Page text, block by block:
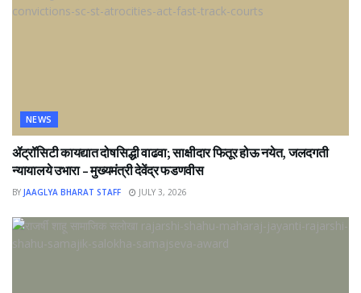
NEWS
ॲट्रॉसिटी कायद्यात दोषसिद्धी वाढवा; साक्षीदार फितूर होऊ नयेत, जलदगती
न्यायालये उभारा – मुख्यमंत्री देवेंद्र फडणवीस
BY JAAGLYA BHARAT STAFF JULY 3, 2026